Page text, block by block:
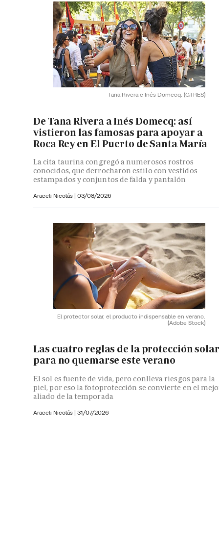
Tana Rivera e Inés Domecq. (GTRES)
De Tana Rivera a Inés Domecq: así
vistieron las famosas para apoyar a
Roca Rey en El Puerto de Santa María
La cita taurina congregó a numerosos rostros
conocidos, que derrocharon estilo con vestidos
estampados y conjuntos de falda y pantalón
Araceli Nicolás | 03/08/2026
El protector solar, el producto indispensable en verano.
(Adobe Stock)
Las cuatro reglas de la protección solar
para no quemarse este verano
El sol es fuente de vida, pero conlleva riesgos para la
piel, por eso la fotoprotección se convierte en el
aliado de la temporada
Araceli Nicolás | 31/07/2026